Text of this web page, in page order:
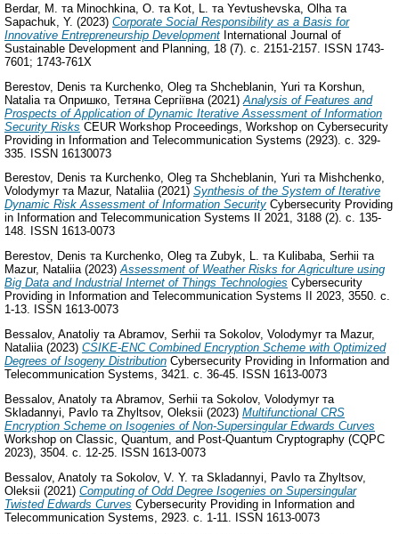
Berdar, M.
та Minochkina, O. та Kot, L. та Yevtushevska, Olha та
Sapachuk, Y. (2023) Corporate Social Responsibility as a Basis for
Innovative Entrepreneurship Development International Journal of
Sustainable Development and Planning, 18 (7). с. 2151-2157. ISSN 1743-
7601; 1743-761X
Berestov, Denis та Kurchenko, Oleg та Shcheblanin, Yuri та Korshun,
Natalia та Опришко, Тетяна Сергіївна (2021) Analysis of Features and
Prospects of Application of Dynamic Iterative Assessment of Information
Security Risks CEUR Workshop Proceedings, Workshop on Cybersecurity
Providing in Information and Telecommunication Systems (2923). с. 329-
335. ISSN 16130073
Berestov, Denis та Kurchenko, Oleg та Shcheblanin, Yuri та Mishchenko,
Volodymyrта Mazur, Nataliia(2021) Synthesis of the System of Iterative
Dynamic Risk Assessment of Information Security Cybersecurity Providing
in Information and Telecommunication Systems II 2021, 3188 (2). с. 135-
148. ISSN 1613-0073
Berestov, Denis та Kurchenko, Oleg та Zubyk, L. та Kulibaba, Serhii та
Mazur, Nataliia(2023)Assessment of Weather Risks for Agriculture using
Big Data and Industrial Internet of Things Technologies Cybersecurity
Providing in Information and Telecommunication Systems II 2023, 3550. с.
1-13. ISSN 1613-0073
Bessalov, Anatoliy та Abramov, Serhii та Sokolov, Volodymyrта Mazur,
Nataliia (2023) CSIKE-ENC Combined Encryption Scheme with Optimized
Degrees of Isogeny Distribution Cybersecurity Providing in Information and
Telecommunication Systems, 3421. с. 36-45. ISSN 1613-0073
Bessalov, Anatoly та Abramov, Serhii та Sokolov, Volodymyrта
Skladannyi, Pavlo та Zhyltsov, Oleksii (2023) Multifunctional CRS
Encryption Scheme on Isogenies of Non-Supersingular Edwards Curves
Workshop on Classic, Quantum, and Post-Quantum Cryptography (CQPC
2023), 3504. с. 12-25. ISSN 1613-0073
Bessalov, Anatoly та Sokolov, V. Y. та Skladannyi, Pavlo та Zhyltsov,
Oleksii (2021) Computing of Odd Degree Isogenies on Supersingular
Twisted Edwards Curves Cybersecurity Providing in Information and
Telecommunication Systems, 2923. с. 1-11. ISSN 1613-0073